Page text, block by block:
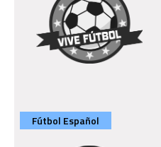
Fútbol Español